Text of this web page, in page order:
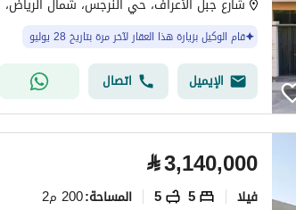
قام الوكيل بزيارة هذا العقار لآخر مرة بتاريخ 28 يوليو
الإيميل اتصال
⃁3,140,000
فیلا 5
5 المساحة:200 م2